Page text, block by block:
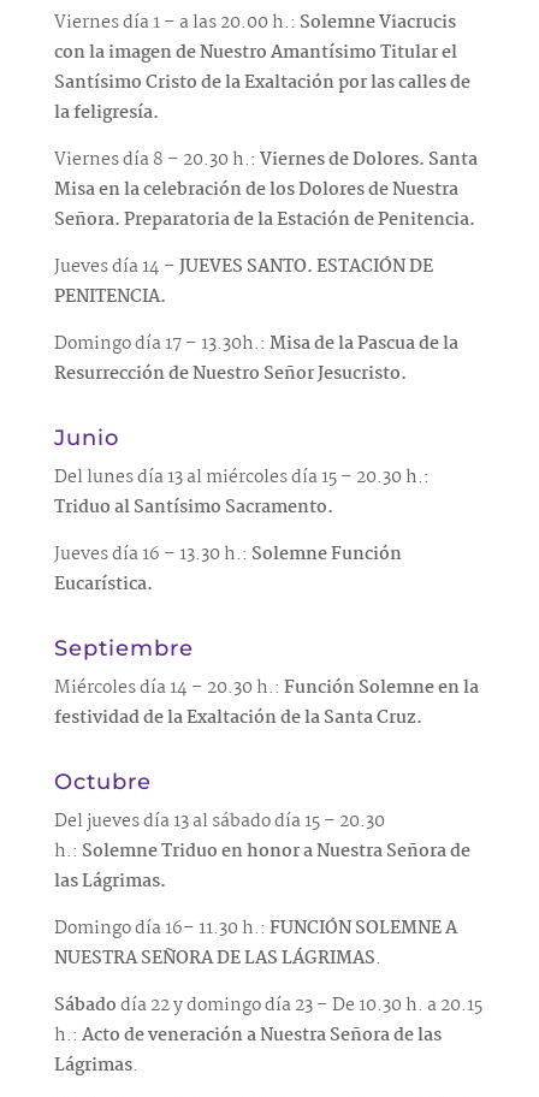
Viernes día 1 – a las 20.00 h.: Solemne Viacrucis
con la imagen de Nuestro Amantísimo Titular el
Santísimo Cristo de la Exaltación por las calles de
la feligresía.
Viernes día 8 – 20.30 h.: Viernes de Dolores. Santa
Misa en la celebración de los Dolores de Nuestra
Señora. Preparatoria de la Estación de Penitencia.
Jueves día 14 –JUEVES SANTO. ESTACIÓN DE
PENITENCIA.
Domingo día 17 – 13.30h.: Misa de la Pascua de la
Resurrección de Nuestro Señor Jesucristo.
Junio
Del lunes día 13 al miércoles día 15 – 20.30 h.:
Triduo al Santísimo Sacramento.
Jueves día 16 – 13.30 h.: Solemne Función
Eucarística.
Septiembre
Miércoles día 14 – 20.30 h.: Función Solemne en la
festividad de la Exaltación de la Santa Cruz.
Octubre
Del jueves día 13 al sábado día 15 – 20.30
h.: Solemne Triduo en honor a Nuestra Señora de
las Lágrimas.
Domingo día 16– 11.30 h.: FUNCIÓN SOLEMNE A
NUESTRA SEÑORA DE LAS LÁGRIMAS.
Sábadodía 22 y domingo día 23 – De 10.30 h. a 20.15
h.: Acto de veneración a Nuestra Señora de las
Lágrimas.